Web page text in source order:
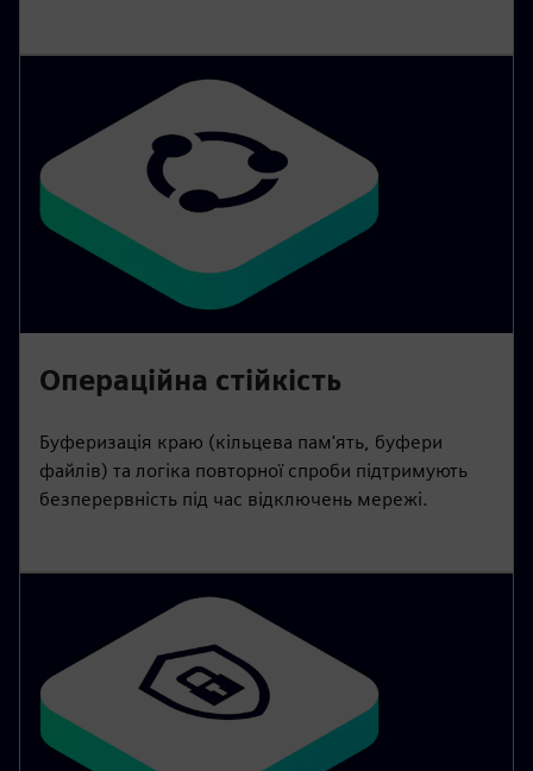
Операційна стійкість
Буферизація краю (кільцева пам'ять, буфери
файлів) та логіка повторної спроби підтримують
безперервність під час відключень мережі.